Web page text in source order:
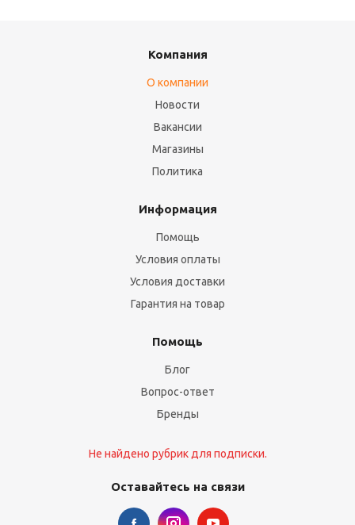
Компания
О компании
Новости
Вакансии
Магазины
Политика
Информация
Помощь
Условия оплаты
Условия доставки
Гарантия на товар
Помощь
Блог
Вопрос-ответ
Бренды
Не найдено рубрик для подписки.
Оставайтесь на связи